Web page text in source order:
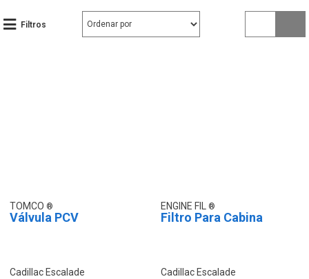
Filtros
TOMCO
Válvula PCV
Cadillac Escalade
ENGINE FIL
Filtro Para Cabina
Cadillac Escalade